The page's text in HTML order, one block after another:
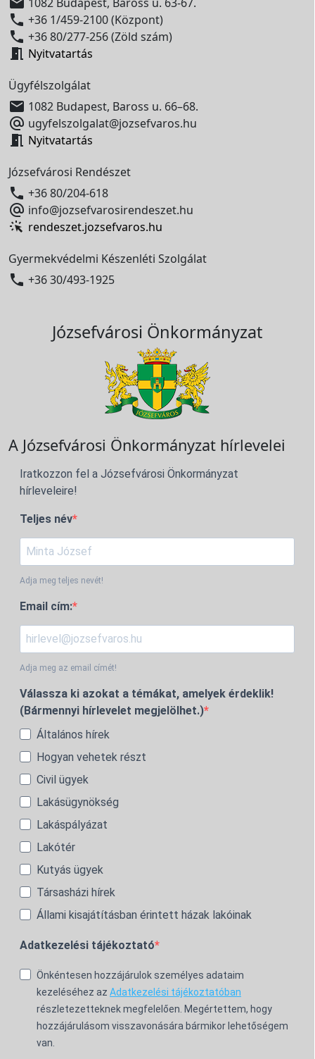
 +36 1/459-2100 (Központ)
 +36 80/277-256 (Zöld szám)
 Nyitvatartás
Ügyfélszolgálat
 1082 Budapest, Baross u. 66–68.
 ugyfelszolgalat@jozsefvaros.hu
 Nyitvatartás
Józsefvárosi Rendészet
 +36 80/204-618
 info@jozsefvarosirendeszet.hu
rendeszet.jozsefvaros.hu
Gyermekvédelmi Készenléti Szolgálat
 +36 30/493-1925
Józsefvárosi Önkormányzat
A Józsefvárosi Önkormányzat hírlevelei
Iratkozzon fel a Józsefvárosi Önkormányzat
hírleveleire!
Teljes név
Adja meg teljes nevét!
Email cím:
Adja meg az email címét!
Válassza ki azokat a témákat, amelyek érdeklik!
(Bármennyi hírlevelet megjelölhet.)
Általános hírek
Hogyan vehetek részt
Civil ügyek
Lakásügynökség
Lakáspályázat
Lakótér
Kutyás ügyek
Társasházi hírek
Állami kisajátításban érintett házak lakóinak
Adatkezelési tájékoztató
Önkéntesen hozzájárulok személyes adataim
kezeléséhez az Adatkezelési tájékoztatóban
részletezetteknek megfelelően. Megértettem, hogy
hozzájárulásom visszavonására bármikor lehetőségem
van.